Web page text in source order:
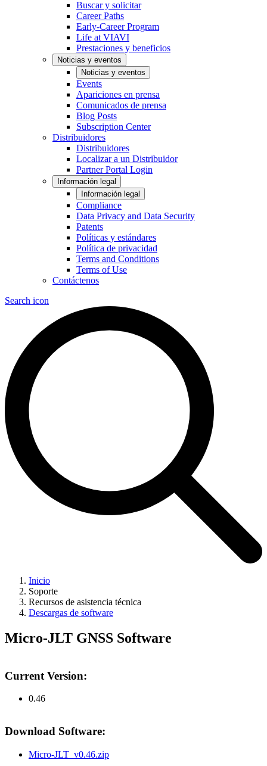
Buscar y solicitar
Career Paths
Early-Career Program
Life at VIAVI
Prestaciones y beneficios
Noticias y eventos
Noticias y eventos
Events
Apariciones en prensa
Comunicados de prensa
Blog Posts
Subscription Center
Distribuidores
Distribuidores
Localizar a un Distribuidor
Partner Portal Login
Información legal
Información legal
Compliance
Data Privacy and Data Security
Patents
Políticas y estándares
Política de privacidad
Terms and Conditions
Terms of Use
Contáctenos
Search icon
Inicio
Soporte
Recursos de asistencia técnica
Descargas de software
Micro-JLT GNSS Software
Current Version:
0.46
Download Software:
Micro-JLT_v0.46.zip